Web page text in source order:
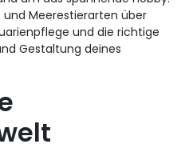
Meerestierarten über
und die richtige
Gestaltung deines